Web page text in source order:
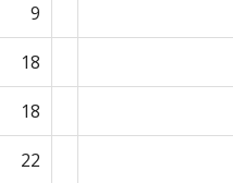
9
18
18
22